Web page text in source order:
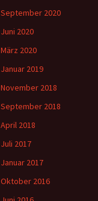
September 2020
Juni 2020
März 2020
Januar 2019
November 2018
September 2018
April 2018
Juli 2017
Januar 2017
Oktober 2016